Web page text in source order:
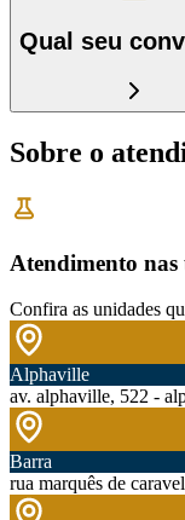
Qual seu
Sobre o
Atendimento nas
Confira as unidades
Alphaville
av. alphaville, 522 -
Barra
rua marquês de